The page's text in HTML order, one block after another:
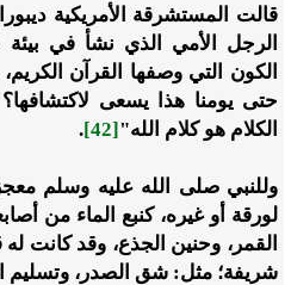
قالت المستشرقة الأمريكية
الرجل الأمي الذي نشأ في
الكون التي وصفها القرآن
حتى يومنا هذا يسعى
الكلام هو كلام الله"[42]
.
وللنبي صلى الله عليه وسلم
لورقة أو غيره، كنبع الماء من
القمر، وحنين الجذع، وقد كانت
شريفة؛ مثل: شق الصدر، وتسليم